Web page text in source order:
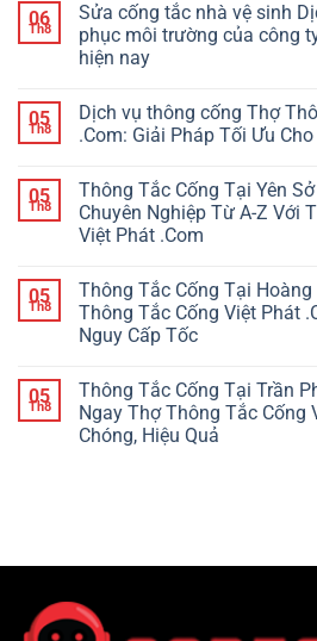
06
Th8
Sửa cống tắc nhà vệ sinh
phục môi trường của công
hiện nay
05
Th8
Dịch vụ thông cống Thợ
.Com: Giải Pháp Tối Ưu
05
Th8
Thông Tắc Cống Tại Yên
Chuyên Nghiệp Từ A-Z Với
Việt Phát .Com
05
Th8
Thông Tắc Cống Tại
Thông Tắc Cống Việt Phát
Nguy Cấp Tốc
05
Th8
Thông Tắc Cống Tại Trần
Ngay Thợ Thông Tắc Cống
Chóng, Hiệu Quả